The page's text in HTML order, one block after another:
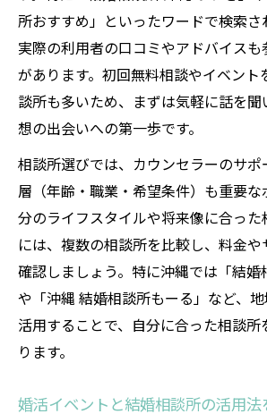
結婚相談所利用者の年齢別
て
処女率やモテ期は婚活相談
所おすすめ」といったワードで検索さ
実際の利用者の口コミやアドバイスも
があります。初回無料相談やイベント
談所も多いため、まずは気軽に話を聞
想の出会いへの第一歩です。
相談所選びでは、カウンセラーのサポ
層（年齢・職業・希望条件）も重要な
分のライフスタイルや将来像に合った
には、複数の相談所を比較し、料金や
確認しましょう。特に沖縄では「結婚
や「沖縄 結婚相談所もーる」など、
活用することで、自分に合った相談所
ります。
婚活イベントと結婚相談所の活用法